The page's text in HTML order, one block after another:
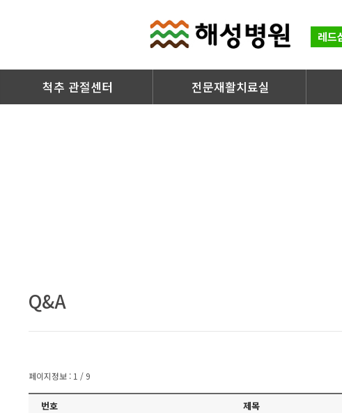
레드
척추 관절센터 전문재활치료실
Q&A
페이지정보 : 1 / 9
번호 제목